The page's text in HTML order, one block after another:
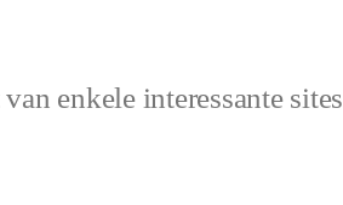
enkele interessante sites